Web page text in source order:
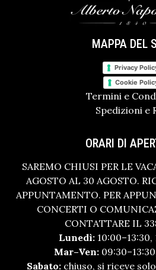
MAPPA DEL
Privacy
Cookie
Termini e
Spedizioni e
ORARI DI
SAREMO CHIUSI PER LE
AGOSTO AL 30 AGOSTO.
APPUNTAMENTO. PER
CONCERTI O
CONTATTARE IL
Lunedì: 10:00–13:30,
Mar–Ven:
Sabato: chiuso, si riceve